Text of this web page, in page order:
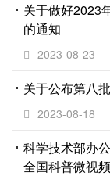
关于做好2023
的通知
2023-08-23
关于公布第八
2023-08-18
科学技术部办
全国科普微视